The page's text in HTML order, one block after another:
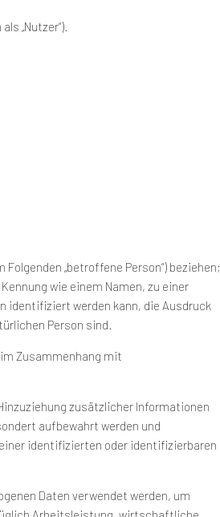
„Nutzer“).
„betroffene Person“) beziehen;
wie einem Namen, zu einer
identifiziert werden kann, die Ausdruck
Person sind.
Zusammenhang mit
zusätzlicher Informationen
aufbewahrt werden und
identifizierten oder identifizierbaren
Daten verwendet werden, um